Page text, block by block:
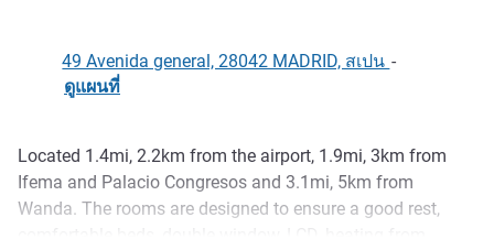
49 Avenida general, 28042 MADRID, สเปน -
ดูแผนที่
รายละเอียด
Located 1.4mi, 2.2km from the airport, 1.9mi, 3km from
Ifema and Palacio Congresos and 3.1mi, 5km from
Wanda. The rooms are designed to ensure a good rest,